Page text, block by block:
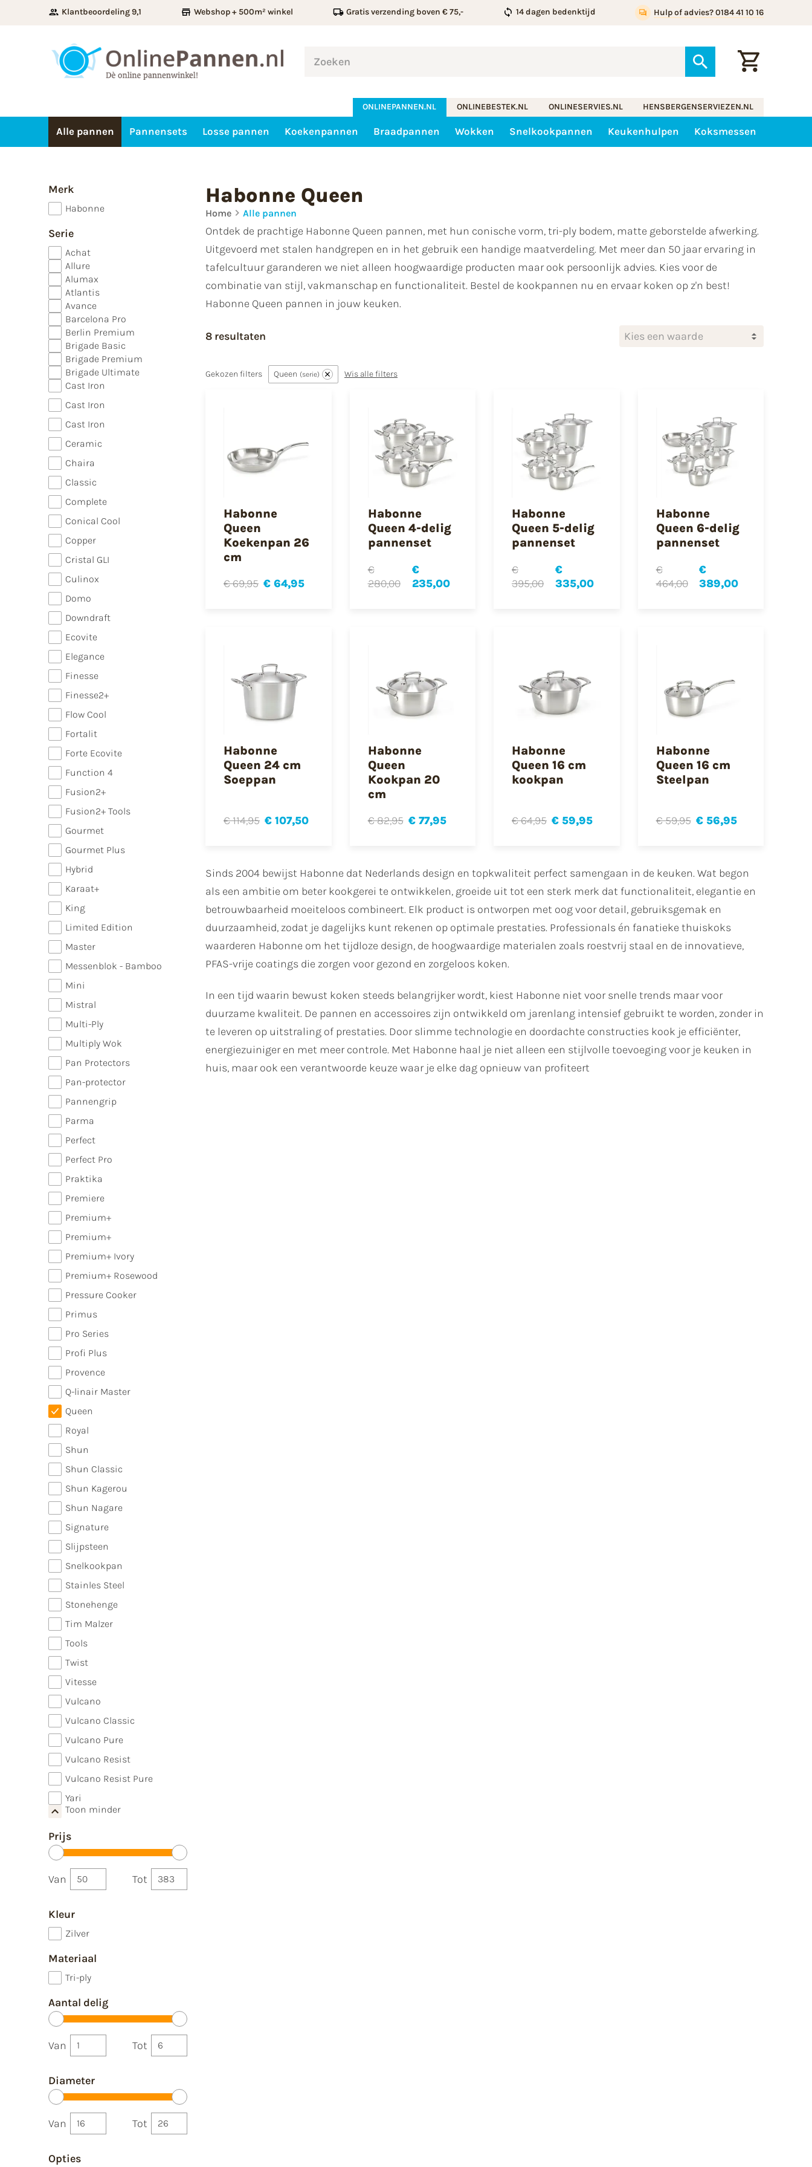
Klantbeoordeling 9,1 Webshop + 500m² winkel Gratis verzending boven € 75,- 14 dagen bedenktijd Hulp of advies? 0184 41 10 16
ONLINEPANNEN.NL ONLINEBESTEK.NL ONLINESERVIES.NL HENSBERGENSERVIEZEN.NL
Alle pannen Pannensets Losse pannen Koekenpannen Braadpannen Wokken Snelkookpannen Keukenhulpen Koksmessen
Merk
Habonne
Serie
Achat
Allure
Alumax
Atlantis
Avance
Barcelona Pro
Berlin Premium
Brigade Basic
Brigade Premium
Brigade Ultimate
Cast Iron
Cast Iron
Cast Iron
Ceramic
Chaira
Classic
Complete
Conical Cool
Copper
Cristal GLI
Culinox
Domo
Downdraft
Ecovite
Elegance
Finesse
Finesse2+
Flow Cool
Fortalit
Forte Ecovite
Function 4
Fusion2+
Fusion2+ Tools
Gourmet
Gourmet Plus
Hybrid
Karaat+
King
Limited Edition
Master
Messenblok - Bamboo
Mini
Mistral
Multi-Ply
Multiply Wok
Pan Protectors
Pan-protector
Pannengrip
Parma
Perfect
Perfect Pro
Praktika
Premiere
Premium+
Premium+
Premium+ Ivory
Premium+ Rosewood
Pressure Cooker
Primus
Pro Series
Profi Plus
Provence
Q-linair Master
Queen
Royal
Shun
Shun Classic
Shun Kagerou
Shun Nagare
Signature
Slijpsteen
Snelkookpan
Stainles Steel
Stonehenge
Tim Malzer
Tools
Twist
Vitesse
Vulcano
Vulcano Classic
Vulcano Pure
Vulcano Resist
Vulcano Resist Pure
Yari
Toon minder
Prijs
Van Tot
Kleur
Zilver
Materiaal
Tri-ply
Aantal delig
Van Tot
Diameter
Van Tot
Opties
Habonne Queen
Home Alle pannen
Ontdek de prachtige Habonne Queen pannen, met hun conische vorm, tri-ply bodem, matte geborstelde afwerking.
Uitgevoerd met stalen handgrepen en in het gebruik een handige maatverdeling. Met meer dan 50 jaar ervaring in
tafelcultuur garanderen we niet alleen hoogwaardige producten maar ook persoonlijk advies. Kies voor de
combinatie van stijl, vakmanschap en functionaliteit. Bestel de kookpannen nu en ervaar koken op z'n best!
Habonne Queen pannen in jouw keuken.
8 resultaten Kies een waarde
Gekozen filters Queen serie Wis alle filters
Habonne
Queen
Koekenpan 26
cm
€ 69,95 € 64,95
Habonne
Queen 4-delig
pannenset
€
280,00
€
235,00
Habonne
Queen 5-delig
pannenset
€
395,00
€
335,00
Habonne
Queen 6-delig
pannenset
€
464,00
€
389,00
Habonne
Queen 24 cm
Soeppan
€ 114,95 € 107,50
Habonne
Queen
Kookpan 20
cm
€ 82,95 € 77,95
Habonne
Queen 16 cm
kookpan
€ 64,95 € 59,95
Habonne
Queen 16 cm
Steelpan
€ 59,95 € 56,95
Sinds 2004 bewijst Habonne dat Nederlands design en topkwaliteit perfect samengaan in de keuken. Wat begon
als een ambitie om beter kookgerei te ontwikkelen, groeide uit tot een sterk merk dat functionaliteit, elegantie en
betrouwbaarheid moeiteloos combineert. Elk product is ontworpen met oog voor detail, gebruiksgemak en
duurzaamheid, zodat je dagelijks kunt rekenen op optimale prestaties. Professionals én fanatieke thuiskoks
waarderen Habonne om het tijdloze design, de hoogwaardige materialen zoals roestvrij staal en de innovatieve,
PFAS-vrije coatings die zorgen voor gezond en zorgeloos koken.
In een tijd waarin bewust koken steeds belangrijker wordt, kiest Habonne niet voor snelle trends maar voor
duurzame kwaliteit. De pannen en accessoires zijn ontwikkeld om jarenlang intensief gebruikt te worden, zonder in
te leveren op uitstraling of prestaties. Door slimme technologie en doordachte constructies kook je efficiënter,
energiezuiniger en met meer controle. Met Habonne haal je niet alleen een stijlvolle toevoeging voor je keuken in
huis, maar ook een verantwoorde keuze waar je elke dag opnieuw van profiteert